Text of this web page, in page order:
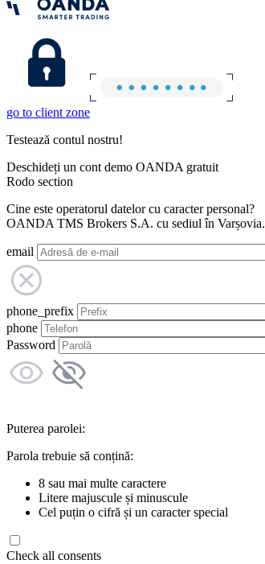
go to client zone
Testează contul nostru!
Deschideți un cont demo OANDA gratuit
Rodo section
Cine este operatorul datelor cu caracter personal?
OANDA TMS Brokers S.A. cu sediul în Varșovia.
email
phone_prefix
phone
Password
Puterea parolei:
Parola trebuie să conțină:
8 sau mai multe caractere
Litere majuscule și minuscule
Cel puțin o cifră și un caracter special
Check all consents